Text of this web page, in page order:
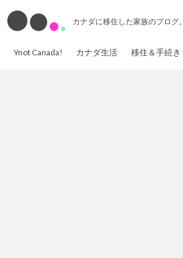
カナダに移住した家族のブログ。
Ynot Canada! カナダ生活 移住＆手続き